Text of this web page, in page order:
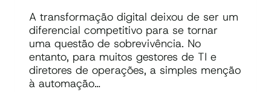
A transformação digital deixou de ser um
diferencial competitivo para se tornar
uma questão de sobrevivência. No
entanto, para muitos gestores de TI e
diretores de operações, a simples menção
à automação…